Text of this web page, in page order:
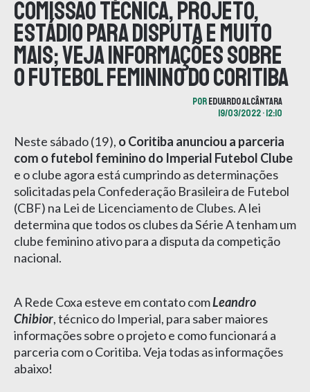
Comissão técnica, projeto,
estádio para disputa e muito
mais; veja informações sobre
o futebol feminino do Coritiba
POREDUARDO ALCÂNTARA
19/03/2022 • 12:10
Neste sábado (19), o Coritiba anunciou a parceria
com o futebol feminino do Imperial Futebol Clube
e o clube agora está cumprindo as determinações
solicitadas pela Confederação Brasileira de Futebol
(CBF) na Lei de Licenciamento de Clubes. A lei
determina que todos os clubes da Série A tenham um
clube feminino ativo para a disputa da competição
nacional.
A Rede Coxa esteve em contato comLeandro
Chibior, técnico do Imperial, para saber maiores
informações sobre o projeto e como funcionará a
parceria com o Coritiba. Veja todas as informações
abaixo!